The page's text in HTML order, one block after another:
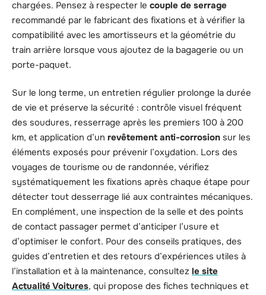
chargées. Pensez à respecter le couple de serrage
recommandé par le fabricant des fixations et à vérifier la
compatibilité avec les amortisseurs et la géométrie du
train arrière lorsque vous ajoutez de la bagagerie ou un
porte-paquet.
Sur le long terme, un entretien régulier prolonge la durée
de vie et préserve la sécurité : contrôle visuel fréquent
des soudures, resserrage après les premiers 100 à 200
km, et application d’un revêtement anti-corrosion sur les
éléments exposés pour prévenir l’oxydation. Lors des
voyages de tourisme ou de randonnée, vérifiez
systématiquement les fixations après chaque étape pour
détecter tout desserrage lié aux contraintes mécaniques.
En complément, une inspection de la selle et des points
de contact passager permet d’anticiper l’usure et
d’optimiser le confort. Pour des conseils pratiques, des
guides d’entretien et des retours d’expériences utiles à
l’installation et à la maintenance, consultez le site
Actualité Voitures, qui propose des fiches techniques et